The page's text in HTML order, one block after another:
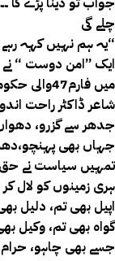
چلے گی
یہ ہم نہیں کہہ رہے ۔۔۔۔۔”یہ جو پبلک ہے یہ سب جانتی ہے“
ایک ”امن دوست “ نے
میں
شاعر ڈاکٹر راحت
جدھر سے گزرو،
جہاں بھی
تمہیں سیاست نے حق
ہری زمینوں کو لال
اپیل بھی تم، دلیل
گواہ بھی تم، وکیل
جسے بھی چاہو،